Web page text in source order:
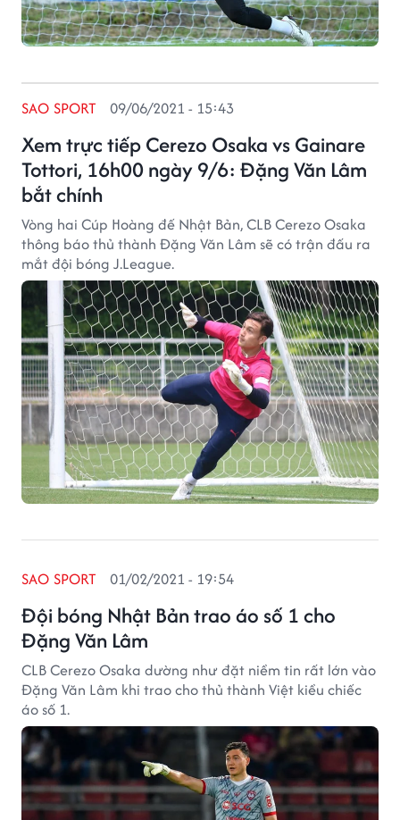
Xem trực tiếp Cerezo Osaka vs Gainare
Tottori, 16h00 ngày 9/6: Đặng Văn Lâm
bắt chính
SAO SPORT 09/06/2021 - 15:43
Vòng hai Cúp Hoàng đế Nhật Bản, CLB Cerezo Osaka
thông báo thủ thành Đặng Văn Lâm sẽ có trận đấu ra
mắt đội bóng J.League.
Đội bóng Nhật Bản trao áo số 1 cho
Đặng Văn Lâm
SAO SPORT 01/02/2021 - 19:54
CLB Cerezo Osaka dường như đặt niềm tin rất lớn vào
Đặng Văn Lâm khi trao cho thủ thành Việt kiều chiếc
áo số 1.